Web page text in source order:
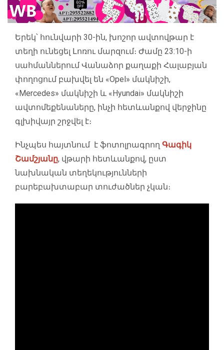
Երեկ՝ հունվարի 30-ին, խոշոր ավտովթար է
տեղի ունեցել Լոռու մարզում։ Ժամը 23:10-ի
սահմաններում Վանաձոր քաղաքի Հալաբյան
փողոցում բախվել են «Opel» մակնիշի,
«Mercedes» մակնիշի և «Hyundai» մակնիշի
ավտոմեքենաները, ինչի հետևանքով վերջինը
գլխիվայր շրջվել է։
Ինչպես հայտնում է ֆոտոլրագրող Գագիկ
Շամշյանը, վթարի հետևանքով, ըստ
նախնական տեղեկությունների
բարեբախտաբար տուժածներ չկան։